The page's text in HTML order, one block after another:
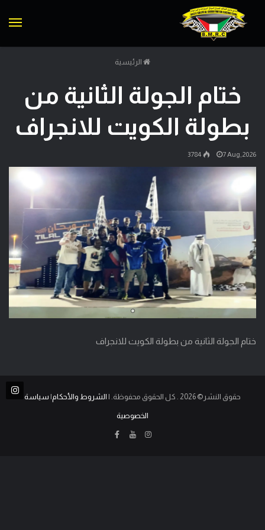
الرئيسية
ختام الجولة الثانية من
بطولة الكويت للانجراف
7 Aug,2026
3784
ختام الجولة الثانية من بطولة الكويت للانجراف
حقوق النشر© 2026 . كل الحقوق محفوظة. | الشروط والأحكام | سياسة
الخصوصية
انستغرام
يوتيوب